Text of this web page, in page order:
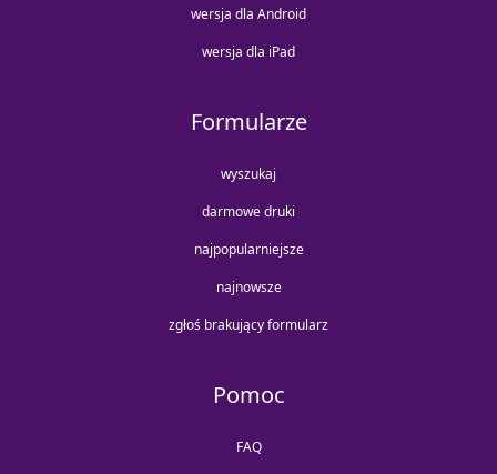
wersja dla Android
wersja dla iPad
Formularze
wyszukaj
darmowe druki
najpopularniejsze
najnowsze
zgłoś brakujący formularz
Pomoc
FAQ